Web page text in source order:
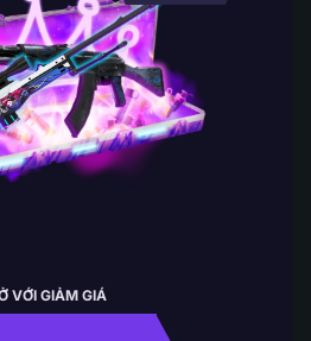
VỚI GIẢM GIÁ